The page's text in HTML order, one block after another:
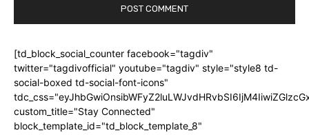
[td_block_social_counter facebook="tagdiv"
twitter="tagdivofficial" youtube="tagdiv" style="style8 td-
social-boxed td-social-font-icons"
custom_title="Stay Connected"
block_template_id="td_block_template_8"